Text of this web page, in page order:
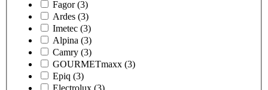
Fagor (3)
Ardes (3)
Imetec (3)
Alpina (3)
Camry (3)
GOURMETmaxx (3)
Epiq (3)